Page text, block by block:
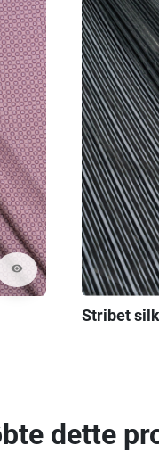
visibility
Stribet
dette